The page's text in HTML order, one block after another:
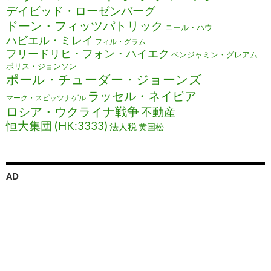
デイビッド・ローゼンバーグ
ドーン・フィッツパトリック ニール・ハウ
ハビエル・ミレイ フィル・グラム
フリードリヒ・フォン・ハイエク ベンジャミン・グレアム
ボリス・ジョンソン
ポール・チューダー・ジョーンズ
マーク・スピッツナゲル ラッセル・ネイピア
ロシア・ウクライナ戦争不動産
恒大集団 (HK:3333) 法人税黄国松
AD